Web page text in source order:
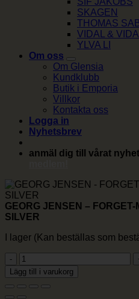
SKAGEN
THOMAS
VIDAL & VIDAL
YLVA LI
Om oss
Om Glensia
Kundklubb
Butik i Emporia
Villkor
Kontakta oss
Logga in
Nyhetsbrev
anmäl dig till vårat
GEORG JENSEN –
SILVER
I lager (Kan beställas som
GEORG
JENSEN
-
FORGET-
Lägg till i varukorg